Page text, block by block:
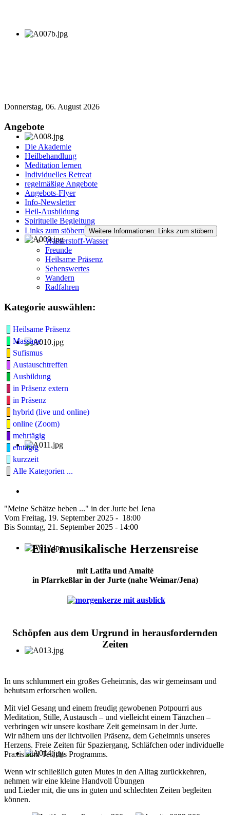
Donnerstag, 06. August 2026
Angebote
Die Akademie
Heilbehandlung
Meditation lernen
Individuelles Retreat
regelmäßige Angebote
Angebots-Flyer
Info-Newsletter
Heil-Ausbildung
Spirituelle Begleitung
Links zum stöbern Weitere Informationen: Links zum stöbern
Wasserstoff-Wasser
Freunde
Heilsame Präsenz
Sehenswertes
Wandern
Radfahren
Kategorie auswählen:
Heilsame Präsenz
Massage
Sufismus
Austauschtreffen
Ausbildung
in Präsenz extern
in Präsenz
hybrid (live und online)
online (Zoom)
mehrtägig
eintägig
kurzzeit
Alle Kategorien ...
"Meine Schätze heben ..." in der Jurte bei Jena
Vom Freitag, 19. September 2025 - 18:00
Bis Sonntag, 21. September 2025 - 14:00
Eine musikalische Herzensreise
mit Latifa und Amaité
in Pfarrkeßlar in der Jurte (nahe Weimar/Jena)
Schöpfen aus dem Urgrund in herausfordernden
Zeiten
In uns schlummert ein großes Geheimnis, das wir gemeinsam und
behutsam erforschen wollen.
Mit viel Gesang und einem freudig gewobenen Potpourri aus
Meditation, Stille, Austausch – und vielleicht einem Tänzchen –
verbringen wir unsere kostbare Zeit gemeinsam in der Jurte.
Wir nähern uns der lichtvollen Präsenz, dem Geheimnis unseres
Herzens. Freie Zeiten für Spaziergang, Schläfchen oder individuelle
Praxis sind Teil des Programms.
Wenn wir schließlich guten Mutes in den Alltag zurückkehren,
nehmen wir eine kleine Handvoll Übungen
und Lieder mit, die uns in guten und schlechten Zeiten begleiten
können.